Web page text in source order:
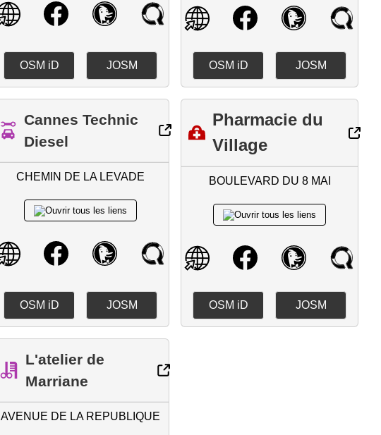
OSM iD JOSM OSM iD JOSM
Cannes Technic
Diesel
CHEMIN DE LA LEVADE
OSM iD JOSM
Pharmacie du
Village
BOULEVARD DU 8 MAI
OSM iD JOSM
L'atelier de
Marriane
AVENUE DE LA REPUBLIQUE